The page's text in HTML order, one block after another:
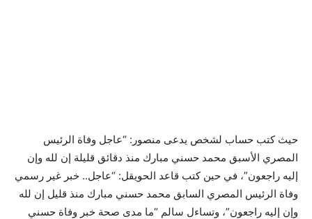
حيث كتب حساب لشخص يدعى منصور: “عاجل وفاة الرئيس
المصري الأسبق محمد حسني مبارك منذ دقائق قليلة إن لله وإن
إليه راجعون”، في حين كتب قاعد الحويقل: “عاجل.. خبر غير رسمي
وفاة الرئيس المصري السابق محمد حسني مبارك منذ قليل إن لله
وإن إليه راجعون”، وتساءل سالم “ما مدى صحة خبر وفاة حسني